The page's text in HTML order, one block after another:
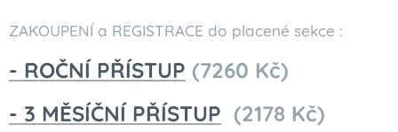
ZAKOUPENÍ a REGISTRACE do placené sekce :
- ROČNÍ PŘÍSTUP (7260 Kč)
- 3 MĚSÍČNÍ PŘÍSTUP (2178 Kč)